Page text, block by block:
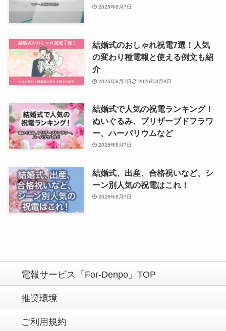
2026年8月7日
結婚式のおしゃれ祝電7選！人気
の変わり種電報と使える例文も紹
介
2026年8月7日 2026年8月8日
結婚式で人気の祝電ランキング！
ぬいぐるみ、プリザーブドフラワ
ー、ハーバリウムなど
2026年8月7日
結婚式、出産、合格祝いなど、シ
ーン別人気の祝電はこれ！
2026年8月7日
電報サービス「For-Denpo」TOP
推奨環境
ご利用規約